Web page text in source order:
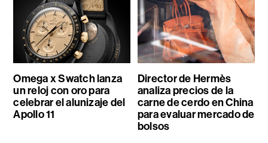
Omega x Swatch lanza
un reloj con oro para
celebrar el alunizaje del
Apollo 11
Director de Hermès
analiza precios de la
carne de cerdo en China
para evaluar mercado de
bolsos